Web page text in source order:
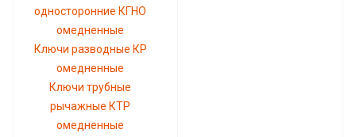
односторонние КГНО
омедненные
Ключи разводные КР
омедненные
Ключи трубные
рычажные КТР
омедненные